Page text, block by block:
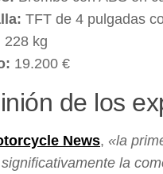
TFT de 4 pulgadas
228 kg
19.200 €
de los
News, «la
la